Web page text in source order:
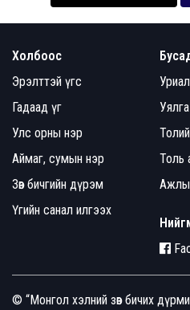
Холбоос
Эрэлттэй үгс
Гадаад үг
Улс орны нэр
Аймаг, сумын нэр
Зөв бичгийн дүрэм
Үгийн санал илгээх
Толь
© “Монгол хэлний зөв бичих